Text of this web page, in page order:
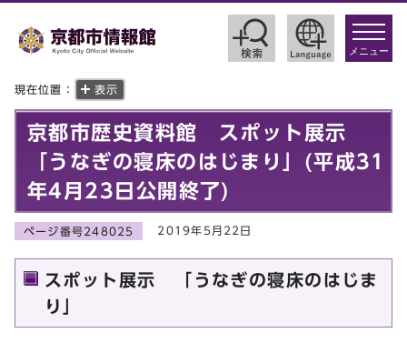
toggle
メニュー
現在位置： 表示
京都市歴史資料館 スポット展示
「うなぎの寝床のはじまり」(平成31
年4月23日公開終了)
ページ番号248025 2019年5月22日
スポット展示 「うなぎの寝床のはじま
り」